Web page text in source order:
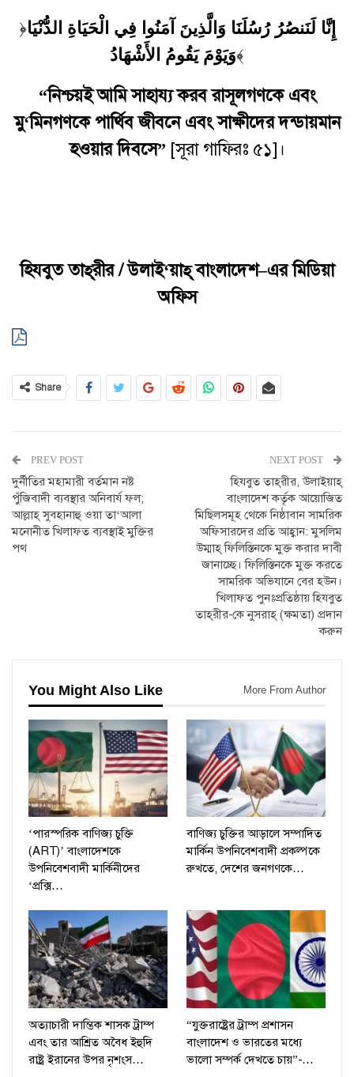
﴿إِنَّا لَنَنصُرُ رُسُلَنَا وَالَّذِينَ آمَنُوا فِي الْحَيَاةِ الدُّنْيَا
وَيَوْمَ يَقُومُ الأَشْهَادُ﴾
“নিশ্চয়ই আমি সাহায্য করব রাসূলগণকে এবং
মু‘মিনগণকে পার্থিব জীবনে এবং সাক্ষীদের দন্ডায়মান
হওয়ার দিবসে” [সূরা গাফিরঃ ৫১]।
হিযবুত তাহ্রীর/ উলাই‘য়াহ্‌ বাংলাদেশ–এর মিডিয়া
অফিস
Share
PREV POST
দুর্নীতির মহামারী বর্তমান নষ্ট
পুঁজিবাদী ব্যবস্থার অনিবার্য ফল;
আল্লাহ্ সুবহানাহু ওয়া তা‘আলা
মনোনীত খিলাফত ব্যবস্থাই মুক্তির
পথ
NEXT POST
হিযবুত তাহ্‌রীর, উলাইয়াহ্‌
বাংলাদেশ কর্তৃক আয়োজিত
মিছিলসমূহ থেকে নিষ্ঠাবান সামরিক
অফিসারদের প্রতি আহ্বান: মুসলিম
উম্মাহ্‌ ফিলিস্তিনকে মুক্ত করার দাবী
জানাচ্ছে। ফিলিস্তিনকে মুক্ত করতে
সামরিক অভিযানে বের হউন।
খিলাফত পুনঃপ্রতিষ্ঠায় হিযবুত
তাহ্‌রীর-কে নুসরাহ্‌ (ক্ষমতা) প্রদান
করুন
You Might Also Like More From Author
‘পারস্পরিক বাণিজ্য চুক্তি
(ART)’ বাংলাদেশকে
উপনিবেশবাদী মার্কিনীদের
‘প্রক্সি…
বাণিজ্য চুক্তির আড়ালে সম্পাদিত
মার্কিন উপনিবেশবাদী প্রকল্পকে
রুখতে, দেশের জনগণকে…
অত্যাচারী দাম্ভিক শাসক ট্রাম্প
এবং তার আশ্রিত অবৈধ ইহুদি
রাষ্ট্র ইরানের উপর নৃশংস…
“যুক্তরাষ্ট্রের ট্রাম্প প্রশাসন
বাংলাদেশ ও ভারতের মধ্যে
ভালো সম্পর্ক দেখতে চায়”-…